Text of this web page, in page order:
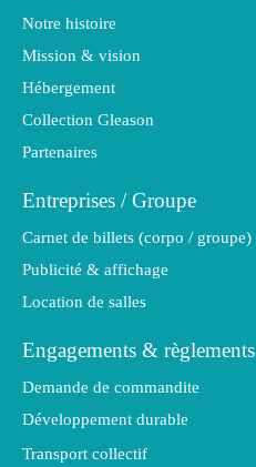
Notre histoire
Mission & vision
Hébergement
Collection Gleason
Partenaires
Entreprises / Groupe
Carnet de billets (corpo / groupe)
Publicité & affichage
Location de salles
Engagements & règlements
Demande de commandite
Développement durable
Transport collectif